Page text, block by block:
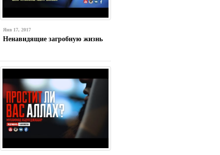
Янв 17, 2017
Ненавидящие загробную жизнь